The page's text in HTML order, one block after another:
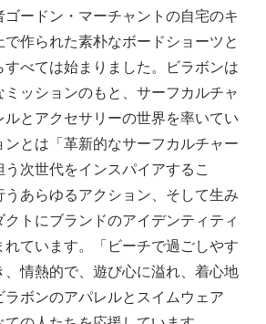
ードン・マーチャントの自宅のキ
で作られた素朴なボードショーツと
べては始まりました。ビラボンは
ッションのもと、サーフカルチャ
ルとアクセサリーの世界を率いてい
ンとは「革新的なサーフカルチャー
次世代をインスパイアするこ
うあらゆるアクション、そして生み
トにブランドのアイデンティティ
れています。「ビーチで過ごしやす
、情熱的で、遊び心に溢れ、着心地
ラボンのアパレルとスイムウェア